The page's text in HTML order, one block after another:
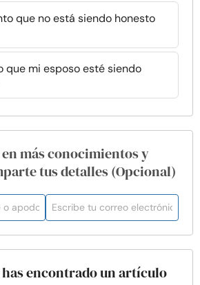
que no está siendo honesto
que mi esposo esté siendo
más conocimientos y
tus detalles (Opcional)
has encontrado un artículo